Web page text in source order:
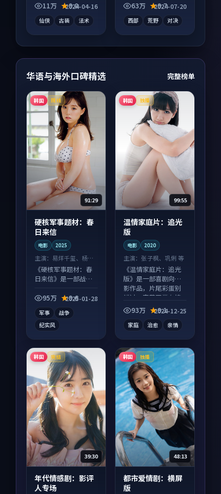
在线，配乐与镜头配
11万 9.8
2024-04-16
仙侠 古装 法术
息量大，适合沉浸式
63万 9.7
2024-07-20
西部 荒野 对决
华语与海外口碑精选 完整榜单
韩国 院线
91:29
硬核军事题材：春
日来信
电影 2025
主演： 易烊千玺、杨紫
等
《硬核军事题材：春
日来信》是一部战争
论度高，适合配弹幕
95万 9.6
2025-01-28
军事
战争
纪实风
韩国 独播
99:55
温情家庭片：追光
版
电影 2020
主演： 张子枫、巩俐 等
《温情家庭片：追光
版》是一部喜剧向电
影作品，片尾彩蛋别
错过，字幕区常有惊
喜。93万 9.1
2024-12-25
家庭 治愈 亲情
韩国 完结
39:30
年代情感剧：影评
人专场
韩国 独播
48:13
都市爱情剧：横屏
版